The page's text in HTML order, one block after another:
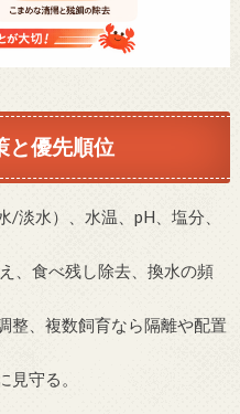
と優先順位
/淡水）、水温、pH、塩分、
、食べ残し除去、換水の頻
整、複数飼育なら隔離や配置
見守る。